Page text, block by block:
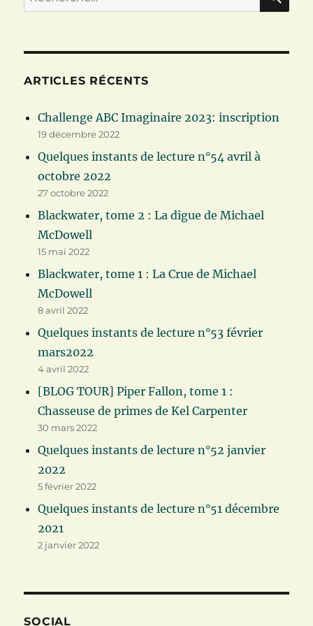
pour :
ARTICLES RÉCENTS
Challenge ABC Imaginaire 2023: inscription
19 décembre 2022
Quelques instants de lecture n°54 avril à
octobre 2022
27 octobre 2022
Blackwater, tome 2 : La digue de Michael
McDowell
15 mai 2022
Blackwater, tome 1 : La Crue de Michael
McDowell
8 avril 2022
Quelques instants de lecture n°53 février
mars2022
4 avril 2022
[BLOG TOUR] Piper Fallon, tome 1 :
Chasseuse de primes de Kel Carpenter
30 mars 2022
Quelques instants de lecture n°52 janvier
2022
5 février 2022
Quelques instants de lecture n°51 décembre
2021
2 janvier 2022
SOCIAL